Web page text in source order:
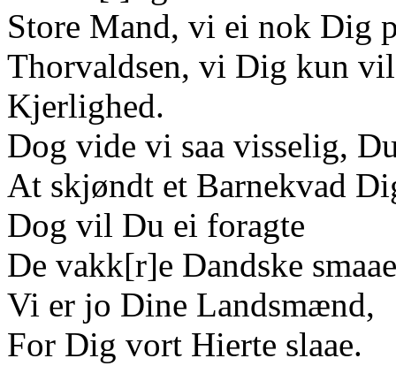
Store Mand, vi ei nok Dig
Thorvaldsen, vi Dig kun
Kjerlighed.
Dog vide vi saa visselig,
At skjøndt et Barnekvad
Dog vil Du ei foragte
De vakk[r]e Dandske
Vi er jo Dine Landsmænd,
For Dig vort Hierte slaae.